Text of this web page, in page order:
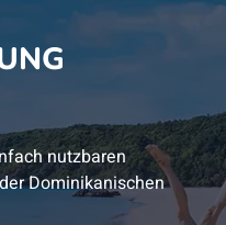
nutzbaren
Dominikanischen